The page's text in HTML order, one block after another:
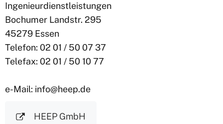
Ingenieurdienstleistungen
Bochumer Landstr. 295
45279 Essen
Telefon: 02 01 / 50 07 37
Telefax: 02 01 / 50 10 77
e-Mail: info@heep.de
HEEP GmbH